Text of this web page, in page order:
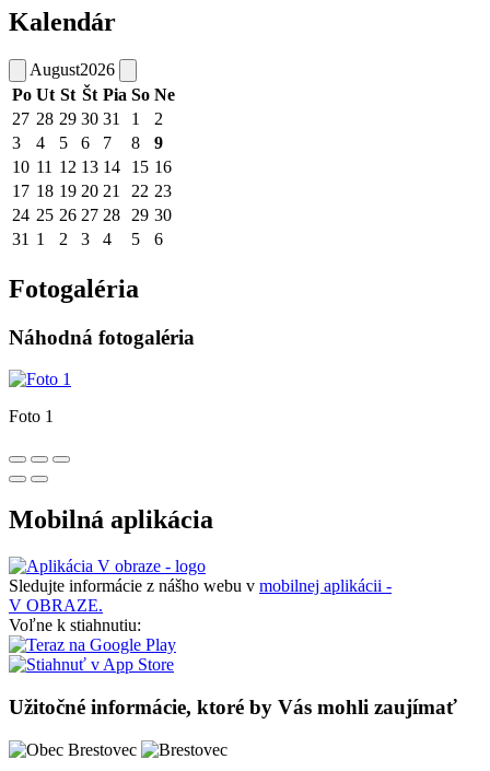
Kalendár
August2026
Po Ut St Št Pia So Ne
27 28 29 30 31 1
2
3
4 5 6 7 8
9
10 11 12 13 14 15 16
17 18 19 20 21 22 23
24 25 26 27 28 29 30
31 1 2 3 4 5 6
Fotogaléria
Náhodná fotogaléria
Foto 1
Mobilná aplikácia
Sledujte informácie z nášho webu v mobilnej aplikácii -
V OBRAZE.
Voľne k stiahnutiu:
Užitočné informácie, ktoré by Vás mohli zaujímať